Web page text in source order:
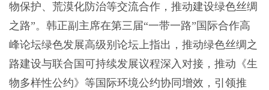
物保护、荒漠化防治等交流合作，推动建设绿色丝绸
之路”。韩正副主席在第三届“一带一路”国际合作高
峰论坛绿色发展高级别论坛上指出，推动绿色丝绸之
路建设与联合国可持续发展议程深入对接，推动《生
物多样性公约》等国际环境公约协同增效，引领推